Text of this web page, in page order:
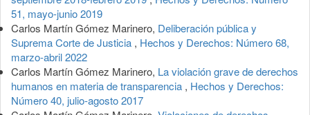
51, mayo-junio 2019
Carlos Martín Gómez Marinero, Deliberación pública y
Suprema Corte de Justicia , Hechos y Derechos: Número 68,
marzo-abril 2022
Carlos Martín Gómez Marinero, La violación grave de derechos
humanos en materia de transparencia , Hechos y Derechos:
Número 40, julio-agosto 2017